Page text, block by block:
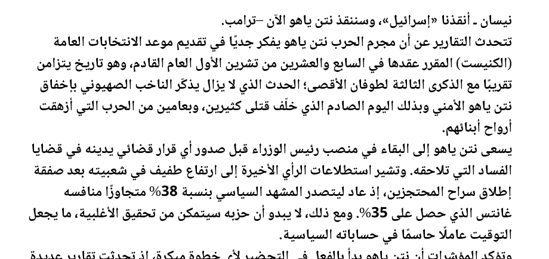
نيسان ـ أنقذنا «إسرائيل»، وسننقذ نتن ياهو الآن –ترامب.
تتحدث التقارير عن أن مجرم الحرب نتن ياهو يفكر جديًا في تقديم موعد الانتخابات العامة
(الكنيست) المقرر عقدها في السابع والعشرين من تشرين الأول العام القادم، وهو تاريخ يتزامن
تقريبًا مع الذكرى الثالثة لطوفان الأقصى؛ الحدث الذي لا يزال يذكّر الناخب الصهيوني بإخفاق
نتن ياهو الأمني وبذلك اليوم الصادم الذي خلّف قتلى كثيرين، وبعامين من الحرب التي أزهقت
أرواح أبنائهم.
يسعى نتن ياهو إلى البقاء في منصب رئيس الوزراء قبل صدور أي قرار قضائي يدينه في قضايا
الفساد التي تلاحقه. وتشير استطلاعات الرأي الأخيرة إلى ارتفاع طفيف في شعبيته بعد صفقة
إطلاق سراح المحتجزين، إذ عاد ليتصدر المشهد السياسي بنسبة 38% متجاوزًا منافسه
غانتس الذي حصل على 35%. ومع ذلك، لا يبدو أن حزبه سيتمكن من تحقيق الأغلبية، ما يجعل
التوقيت عاملًا حاسمًا في حساباته السياسية.